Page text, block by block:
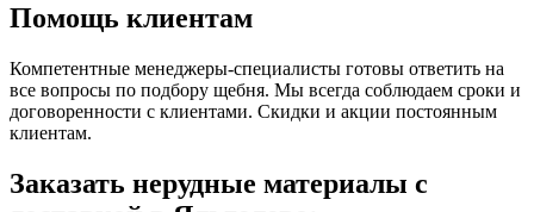
Помощь клиентам
Компетентные менеджеры-специалисты готовы ответить на
все вопросы по подбору щебня. Мы всегда соблюдаем сроки и
договоренности с клиентами. Скидки и акции постоянным
клиентам.
Заказать нерудные материалы с